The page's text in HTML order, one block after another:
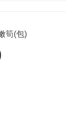
筍(包)